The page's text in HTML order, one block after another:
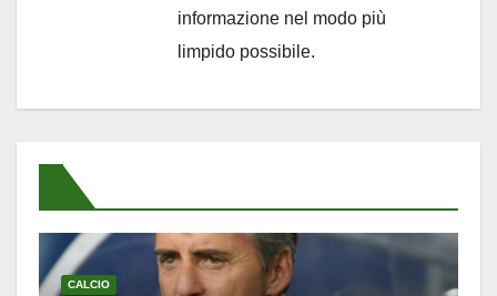
informazione nel modo più
limpido possibile.
CALCIO